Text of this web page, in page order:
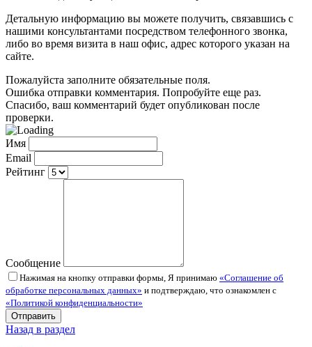
Детальную информацию вы можете получить, связавшись с
нашими консультантами посредством телефонного звонка,
либо во время визита в наш офис, адрес которого указан на
сайте.
Пожалуйста заполните обязательные поля.
Ошибка отправки комментария. Попробуйте еще раз.
Спасибо, ваш комментарий будет опубликован после
проверки.
Имя
Email
Рейтинг
Сообщение
Нажимая на кнопку отправки формы, Я принимаю «Соглашение об
обработке персональных данных» и подтверждаю, что ознакомлен с
«Политикой конфиденциальности»
Назад в раздел